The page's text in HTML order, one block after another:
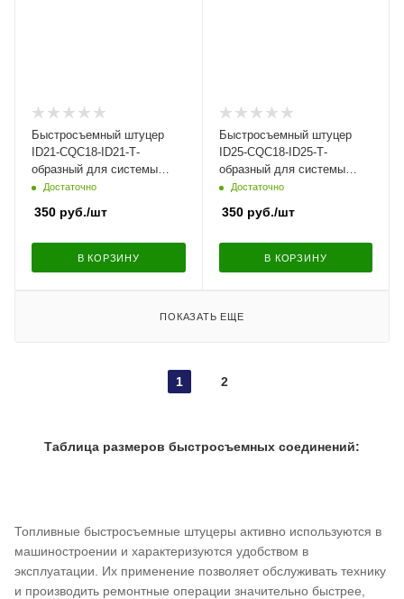
Быстросъемный штуцер
ID21-CQC18-ID21-Т-
образный для системы
охлаждения, угловой |
Достаточно
350 руб./шт
В КОРЗИНУ
Быстросъемный штуцер
ID25-CQC18-ID25-Т-
образный для системы
охлаждения, угловой |
Достаточно
350руб./шт
В КОРЗИНУ
ПОКАЗАТЬ ЕЩЕ
1 2
Таблица размеров быстросъемных соединений:
Топливные быстросъемные штуцеры активно используются в
машиностроении и характеризуются удобством в
эксплуатации. Их применение позволяет обслуживать технику
и производить ремонтные операции значительно быстрее,